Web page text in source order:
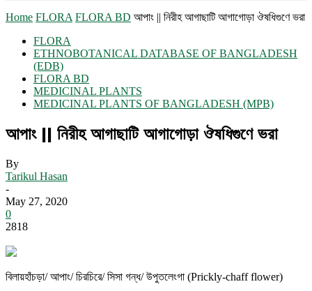
Home FLORA FLORA BD আপাং || নিরীহ আগাছাটি আগাগোড়া ঔষধিগুণে ভরা
FLORA
ETHNOBOTANICAL DATABASE OF BANGLADESH
(EDB)
FLORA BD
MEDICINAL PLANTS
MEDICINAL PLANTS OF BANGLADESH (MPB)
আপাং || নিরীহ আগাছাটি আগাগোড়া ঔষধিগুণে ভরা
By
Tarikul Hasan
-
May 27, 2020
0
2818
বিলায়হাঁচড়া/ আপাং/ চিরচিরে/ সিসা গন্ধ/ উপুতলেংগা (Prickly-chaff flower)